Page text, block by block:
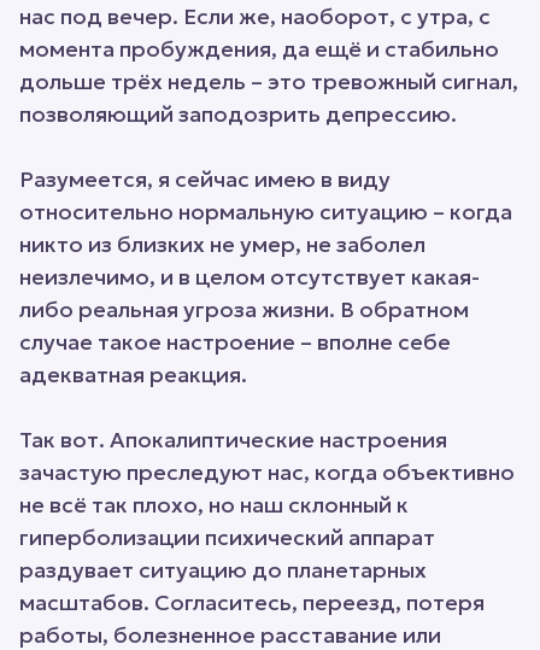
нас под вечер. Если же, наоборот, с утра, с
момента пробуждения, да ещё и стабильно
дольше трёх недель – это тревожный сигнал,
позволяющий заподозрить депрессию.
Разумеется, я сейчас имею в виду
относительно нормальную ситуацию – когда
никто из близких не умер, не заболел
неизлечимо, и в целом отсутствует какая-
либо реальная угроза жизни. В обратном
случае такое настроение – вполне себе
адекватная реакция.
Так вот. Апокалиптические настроения
зачастую преследуют нас, когда объективно
не всё так плохо, но наш склонный к
гиперболизации психический аппарат
раздувает ситуацию до планетарных
масштабов. Согласитесь, переезд, потеря
работы, болезненное расставание или